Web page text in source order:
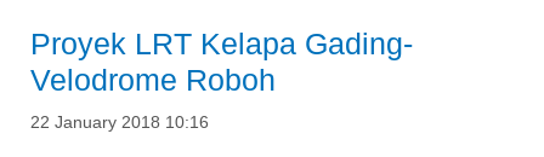
Proyek LRT Kelapa Gading-
Velodrome Roboh
22 January 2018 10:16